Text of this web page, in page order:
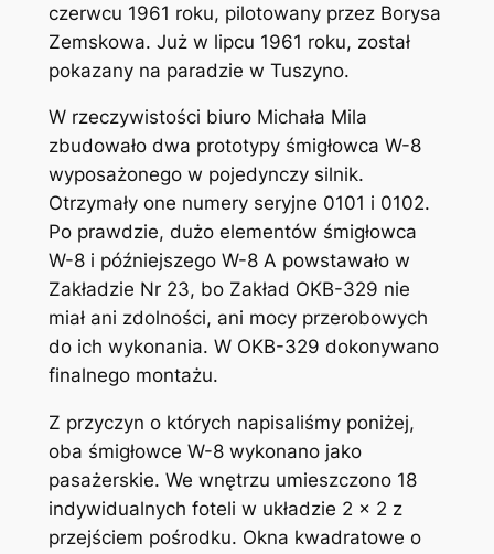
czerwcu 1961 roku, pilotowany przez Borysa
Zemskowa. Już w lipcu 1961 roku, został
pokazany na paradzie w Tuszyno.
W rzeczywistości biuro Michała Mila
zbudowało dwa prototypy śmigłowca W-8
wyposażonego w pojedynczy silnik.
Otrzymały one numery seryjne 0101 i 0102.
Po prawdzie, dużo elementów śmigłowca
W-8 i późniejszego W-8 A powstawało w
Zakładzie Nr 23, bo Zakład OKB-329 nie
miał ani zdolności, ani mocy przerobowych
do ich wykonania. W OKB-329 dokonywano
finalnego montażu.
Z przyczyn o których napisaliśmy poniżej,
oba śmigłowce W-8 wykonano jako
pasażerskie. We wnętrzu umieszczono 18
indywidualnych foteli w układzie 2 x 2 z
przejściem pośrodku. Okna kwadratowe o